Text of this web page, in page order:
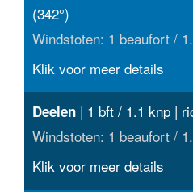
(342°)
Windstoten: 1 beaufort /
Klik voor meer details
Deelen | 1 bft / 1.1 knp |
Windstoten: 1 beaufort /
Klik voor meer details